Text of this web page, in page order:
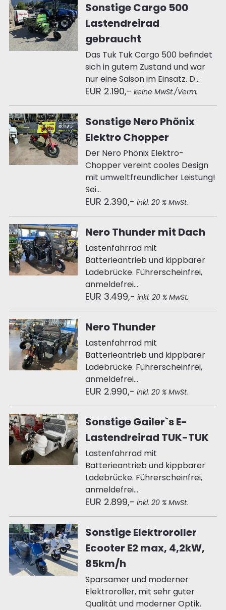
Sonstige Cargo 500
Lastendreirad
gebraucht
Das Tuk Tuk Cargo 500 befindet
sich in gutem Zustand und war
nur eine Saison im Einsatz. D...
EUR 2.190,- keine MwSt./Verm.
Sonstige Nero Phönix
Elektro Chopper
Der Nero Phönix Elektro-
Chopper vereint cooles Design
mit umweltfreundlicher Leistung!
Sei...
EUR 2.390,- inkl. 20 % MwSt.
Nero Thunder mit Dach
Lastenfahrrad mit
Batterieantrieb und kippbarer
Ladebrücke. Führerscheinfrei,
anmeldefrei...
EUR 3.499,- inkl. 20 % MwSt.
Nero Thunder
Lastenfahrrad mit
Batterieantrieb und kippbarer
Ladebrücke. Führerscheinfrei,
anmeldefrei...
EUR 2.990,- inkl. 20 % MwSt.
Sonstige Gailer`s E-
Lastendreirad TUK-TUK
Lastenfahrrad mit
Batterieantrieb und kippbarer
Ladebrücke. Führerscheinfrei,
anmeldefrei...
EUR 2.899,- inkl. 20 % MwSt.
Sonstige Elektroroller
Ecooter E2 max, 4,2kW,
85km/h
Sparsamer und moderner
Elektroroller, mit sehr guter
Qualität und moderner Optik.